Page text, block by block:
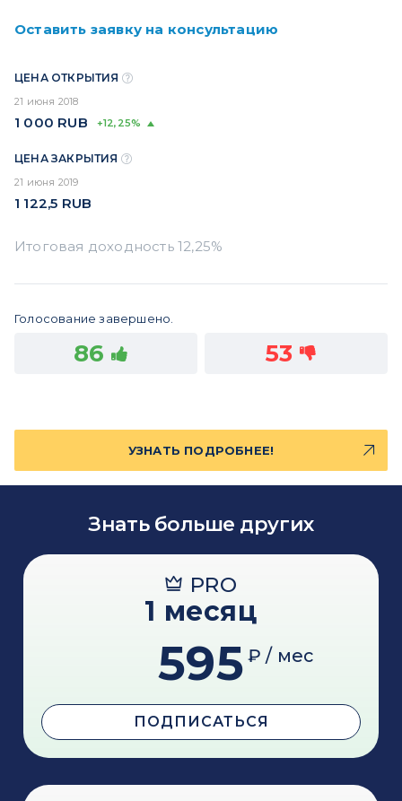
Оставить заявку на консультацию
ЦЕНА ОТКРЫТИЯ
21 июня 2018
1 000 RUB +12,25%
ЦЕНА ЗАКРЫТИЯ
21 июня 2019
1 122,5 RUB
Голосование завершено.
86 53
УЗНАТЬ ПОДРОБНЕЕ!
Знать больше других
PRO
1 месяц
595 ₽ / мес
ПОДПИСАТЬСЯ